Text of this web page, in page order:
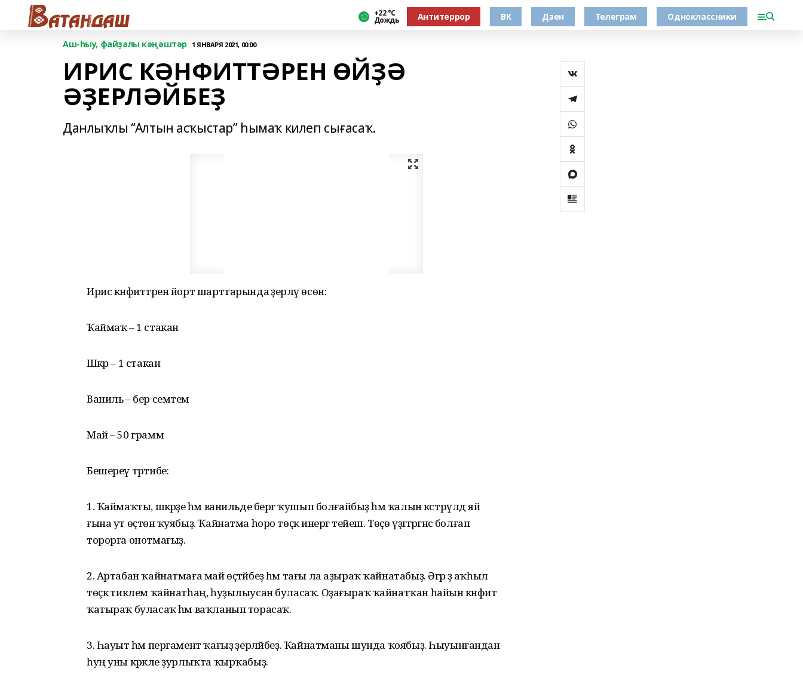
+22 °С
Дождь Антитеррор ВК Дзен Телеграм Одноклассники
Аш-һыу, файҙалы кәңәштәр 1 ЯНВАРЯ 2021, 00:00
ИРИС КӘНФИТТӘРЕН ӨЙҘӘ
ӘҘЕРЛӘЙБЕҘ
Данлыҡлы “Алтын асҡыстар” һымаҡ килеп сығасаҡ.
Ирис кәнфиттәрен йорт шарттарында әҙерләү өсөн:
Ҡаймаҡ – 1 стакан
Шәкәр – 1 стакан
Ваниль – бер семтем
Май – 50 грамм
Бешереү тәртибе:
1. Ҡаймаҡты, шәкәрҙе һәм ванильде бергә ҡушып болғайбыҙ һәм ҡалын кәстрүлдә яй
ғына ут өҫтөнә ҡуябыҙ. Ҡайнатма һоро төҫкә инергә тейеш. Төҫө үҙггәргәнсә болғап
торорға онотмағыҙ.
2. Артабан ҡайнатмаға май өҫтәйбеҙ һәм тағы ла аҙыраҡ ҡайнатабыҙ. Әгәр ҙә аҡһыл
төҫкә тиклем ҡайнатһаң, һуҙылыусан буласаҡ. Оҙағыраҡ ҡайнатҡан һайын кәнфит
ҡатыраҡ буласаҡ һәм ваҡланып торасаҡ.
3. Һауыт һәм пергамент ҡағыҙ әҙерләйбеҙ. Ҡайнатманы шунда ҡоябыҙ. Һыуынғандан
һуң уны кәрәкле ҙурлыҡта ҡырҡабыҙ.